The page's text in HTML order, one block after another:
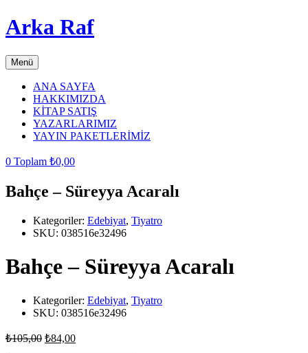
Arka Raf
Menü
ANA SAYFA
HAKKIMIZDA
KİTAP SATIŞ
YAZARLARIMIZ
YAYIN PAKETLERİMİZ
0 Toplam ₺0,00
Bahçe – Süreyya Acaralı
Kategoriler: Edebiyat, Tiyatro
SKU: 038516e32496
Bahçe – Süreyya Acaralı
Kategoriler: Edebiyat, Tiyatro
SKU: 038516e32496
₺105,00 Orijinal
₺84,00Şu